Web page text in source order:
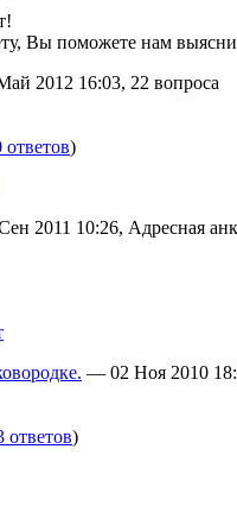
Вы поможете нам
2012 16:03, 22 вопроса
ответов)
2011 10:26, Адресная
— 02 Ноя 2010
ответов)